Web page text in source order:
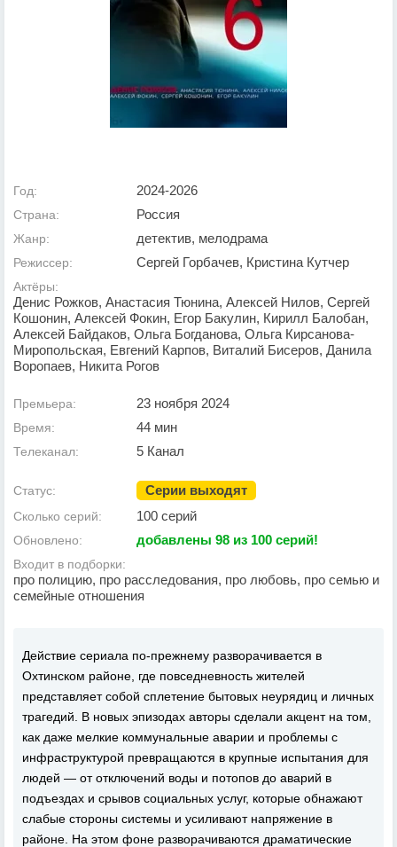
Год: 2024-2026
Страна: Россия
Жанр: детектив, мелодрама
Режиссер: Сергей Горбачев, Кристина Кутчер
Актёры:
Денис Рожков, Анастасия Тюнина, Алексей Нилов, Сергей
Кошонин, Алексей Фокин, Егор Бакулин, Кирилл Балобан,
Алексей Байдаков, Ольга Богданова, Ольга Кирсанова-
Миропольская, Евгений Карпов, Виталий Бисеров, Данила
Воропаев, Никита Рогов
Премьера: 23 ноября 2024
Время: 44 мин
Телеканал: 5 Канал
Статус: Серии выходят
Сколько серий: 100 серий
Обновлено: добавлены 98 из 100 серий!
Входит в подборки:
про полицию, про расследования, про любовь, про семью и
семейные отношения
Действие сериала по-прежнему разворачивается в
Охтинском районе, где повседневность жителей
представляет собой сплетение бытовых неурядиц и личных
трагедий. В новых эпизодах авторы сделали акцент на том,
как даже мелкие коммунальные аварии и проблемы с
инфраструктурой превращаются в крупные испытания для
людей — от отключений воды и потопов до аварий в
подъездах и срывов социальных услуг, которые обнажают
слабые стороны системы и усиливают напряжение в
районе. На этом фоне разворачиваются драматические